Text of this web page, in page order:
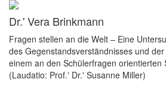
Dr.' Vera Brinkmann
Fragen stellen an die Welt – Eine
des Gegenstandsverständnisses und
einem an den Schülerfragen orientierten
(Laudatio: Prof.' Dr.' Susanne Miller)